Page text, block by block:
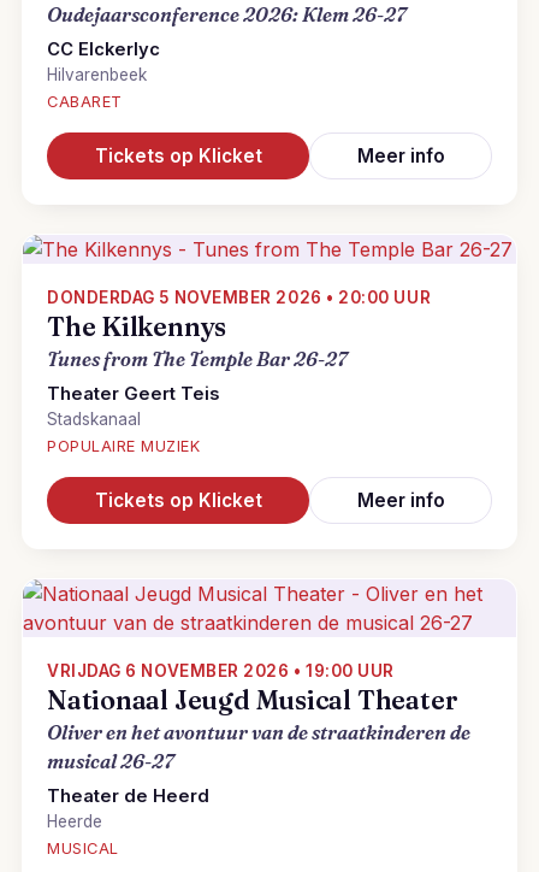
Oudejaarsconference 2026: Klem 26-27
CC Elckerlyc
Hilvarenbeek
CABARET
Tickets op Klicket Meer info
DONDERDAG 5 NOVEMBER 2026 • 20:00 UUR
The Kilkennys
Tunes from The Temple Bar 26-27
Theater Geert Teis
Stadskanaal
POPULAIRE MUZIEK
Tickets op Klicket Meer info
VRIJDAG 6 NOVEMBER 2026 • 19:00 UUR
Nationaal Jeugd Musical Theater
Oliver en het avontuur van de straatkinderen de
musical 26-27
Theater de Heerd
Heerde
MUSICAL